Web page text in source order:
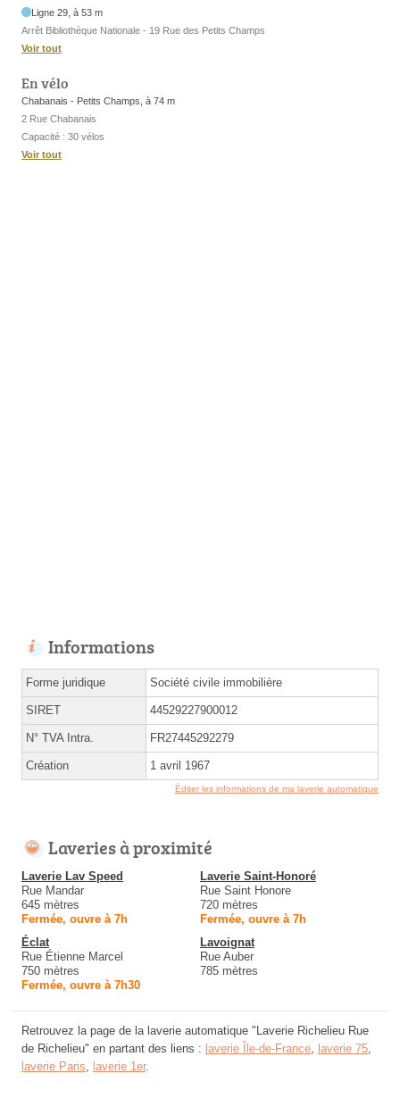
Ligne 29, à 53 m
Arrêt Bibliothèque Nationale - 19 Rue des Petits Champs
Voir tout
En vélo
Chabanais - Petits Champs, à 74 m
2 Rue Chabanais
Capacité : 30 vélos
Voir tout
Informations
Forme juridique Société civile immobilière
SIRET 44529227900012
N° TVA Intra. FR27445292279
Création 1 avril 1967
Éditer les informations de ma laverie automatique
Laveries à proximité
Laverie Lav Speed
Rue Mandar
645 mètres
Fermée, ouvre à 7h
Laverie Saint-Honoré
Rue Saint Honore
720 mètres
Fermée, ouvre à 7h
Éclat
Rue Étienne Marcel
750 mètres
Fermée, ouvre à 7h30
Lavoignat
Rue Auber
785 mètres
Retrouvez la page de la laverie automatique "Laverie Richelieu Rue
de Richelieu" en partant des liens : laverie Île-de-France, laverie 75,
laverie Paris, laverie 1er.